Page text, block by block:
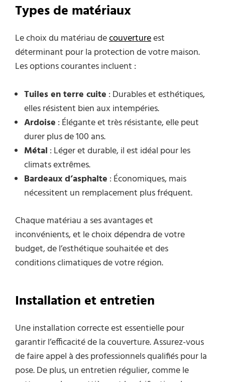
Types de matériaux
Le choix du matériau decouvertureest
déterminant pour la protection de votre maison.
Les options courantes incluent :
Tuiles en terre cuite : Durables et esthétiques,
elles résistent bien aux intempéries.
Ardoise : Élégante et très résistante, elle peut
durer plus de 100 ans.
Métal : Léger et durable, il est idéal pour les
climats extrêmes.
Bardeaux d’asphalte : Économiques, mais
nécessitent un remplacement plus fréquent.
Chaque matériau a ses avantages et
inconvénients, et le choix dépendra de votre
budget, de l’esthétique souhaitée et des
conditions climatiques de votre région.
Installation et entretien
Une installation correcte est essentielle pour
garantir l’efficacité de la couverture. Assurez-vous
de faire appel à des professionnels qualifiés pour la
pose. De plus, un entretien régulier, comme le